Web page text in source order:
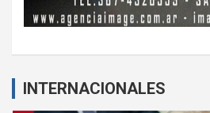
INTERNACIONALES